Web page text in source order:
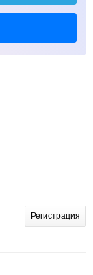
Регистрация